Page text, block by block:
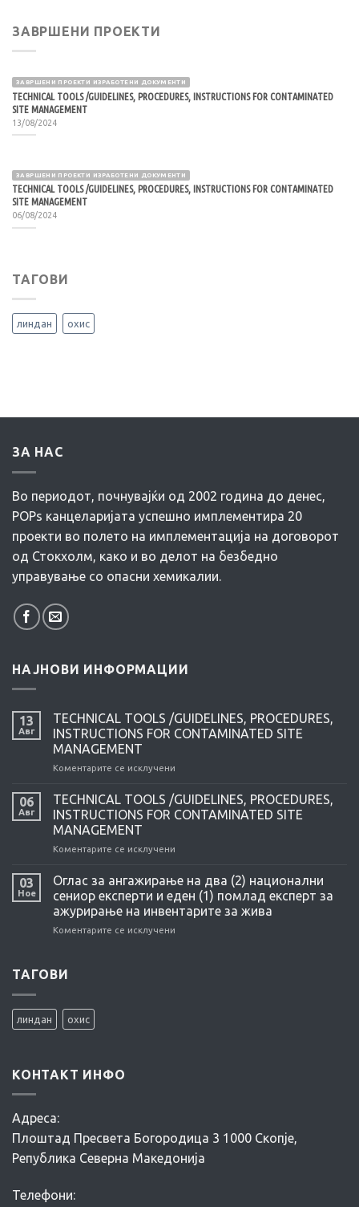
ЗАВРШЕНИ ПРОЕКТИ
ЗАВРШЕНИ ПРОЕКТИ ИЗРАБОТЕНИ ДОКУМЕНТИ
TECHNICAL TOOLS /GUIDELINES, PROCEDURES, INSTRUCTIONS FOR CONTAMINATED
SITE MANAGEMENT
13/08/2024
ЗАВРШЕНИ ПРОЕКТИ ИЗРАБОТЕНИ ДОКУМЕНТИ
TECHNICAL TOOLS /GUIDELINES, PROCEDURES, INSTRUCTIONS FOR CONTAMINATED
SITE MANAGEMENT
06/08/2024
ТАГОВИ
линдан охис
ЗА НАС
Во периодот, почнувајќи од 2002 година до денес,
POPs канцеларијата успешно имплементира 20
проекти во полето на имплементација на договорот
од Стокхолм, како и во делот на безбедно
управување со опасни хемикалии.
НАЈНОВИ ИНФОРМАЦИИ
13
Авг
TECHNICAL TOOLS /GUIDELINES, PROCEDURES,
INSTRUCTIONS FOR CONTAMINATED SITE
MANAGEMENT
Коментарите се исклучени
TOOLS
/GUIDELINES,
SITE
MANAGEMENT
06
Авг
TECHNICAL TOOLS /GUIDELINES, PROCEDURES,
INSTRUCTIONS FOR CONTAMINATED SITE
MANAGEMENT
Коментарите се исклучени
TOOLS
/GUIDELINES,
PROCEDURES,
INSTRUCTIONS
03
Ное
Оглас за ангажирање на два (2) национални
сениор експерти и еден (1) помлад експерт за
ажурирање на инвентарите за жива
Коментарите се исклучени
за
на
ТАГОВИ
линдан охис
КОНТАКТ ИНФО
Адреса:
Плоштад Пресвета Богородица 3 1000 Скопје,
Република Северна Македонија
Телефони: